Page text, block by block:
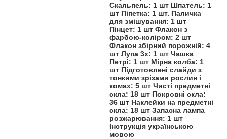
Скальпель: 1 шт Шпатель: 1
шт Піпетка: 1 шт. Паличка
для змішування: 1 шт
Пінцет: 1 шт Флакон з
фарбою-коліром: 2 шт
Флакон збірний порожній: 4
шт Лупа 3х: 1 шт Чашка
Петрі: 1 шт Мірна колба: 1
шт Підготовлені слайди з
тонкими зрізами рослин і
комах: 5 шт Чисті предметні
скла: 18 шт Покровні скла:
36 шт Наклейки на предметні
скла: 18 шт Запасна лампа
розжарювання: 1 шт
Інструкція українською
мовою